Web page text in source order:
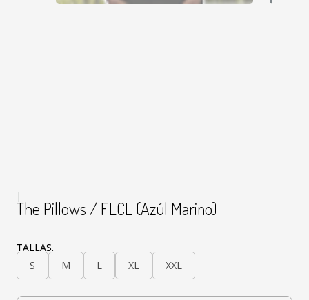
|
The Pillows / FLCL (Azúl Marino)
TALLAS.
S
M L XL XXL